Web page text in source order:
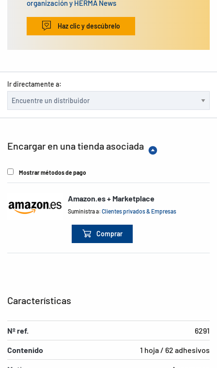
organización y HERMA News
Haz clic y descúbrelo
Ir directamente a:
Encargar en una tienda asociada
Mostrar métodos de pago
Amazon.es + Marketplace
Suministra a:Clientes privados & Empresas
Comprar
Características
Nº ref. 6291
Contenido 1 hoja / 62 adhesivos